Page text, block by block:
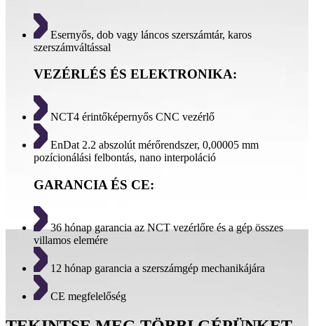
Esernyős, dob vagy láncos szerszámtár, karos
szerszámváltással
VEZÉRLÉS ÉS ELEKTRONIKA:
NCT4 érintőképernyős CNC vezérlő
EnDat 2.2 abszolút mérőrendszer, 0,00005 mm
pozícionálási felbontás, nano interpoláció
GARANCIA ÉS CE:
36 hónap garancia az NCT vezérlőre és a gép összes
villamos elemére
12 hónap garancia a szerszámgép mechanikájára
CE megfelelőség